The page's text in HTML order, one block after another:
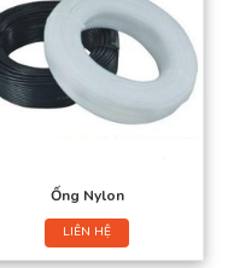
Ống Nylon
LIÊN HỆ